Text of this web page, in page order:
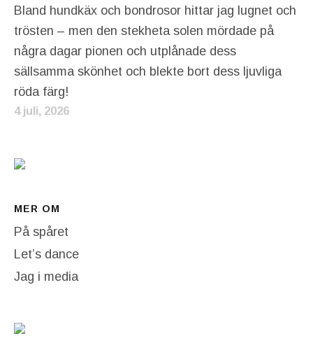
Bland hundkäx och bondrosor hittar jag lugnet och
trösten – men den stekheta solen mördade på
några dagar pionen och utplånade dess
sällsamma skönhet och blekte bort dess ljuvliga
röda färg!
4 juli, 2026
MER OM
På spåret
Let’s dance
Jag i media